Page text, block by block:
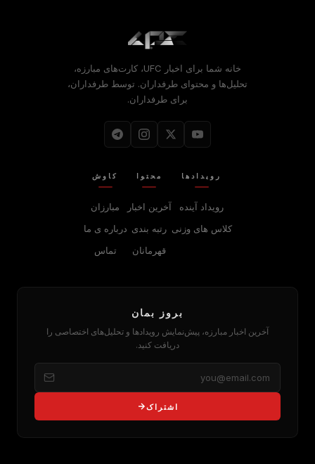
خانه شما برای اخبار UFC، کارت‌های مبارزه،
تحلیل‌ها و محتوای طرفداران. توسط طرفداران،
برای طرفداران.
رویدادها
رویداد آینده
کلاس های وزنی
محتوا
آخرین اخبار
رتبه بندی
قهرمانان
کاوش
مبارزان
درباره‌ ی ما
تماس
بروز بمان
آخرین اخبار مبارزه، پیش‌نمایش رویدادها و تحلیل‌های اختصاصی را
دریافت کنید.
اشتراک